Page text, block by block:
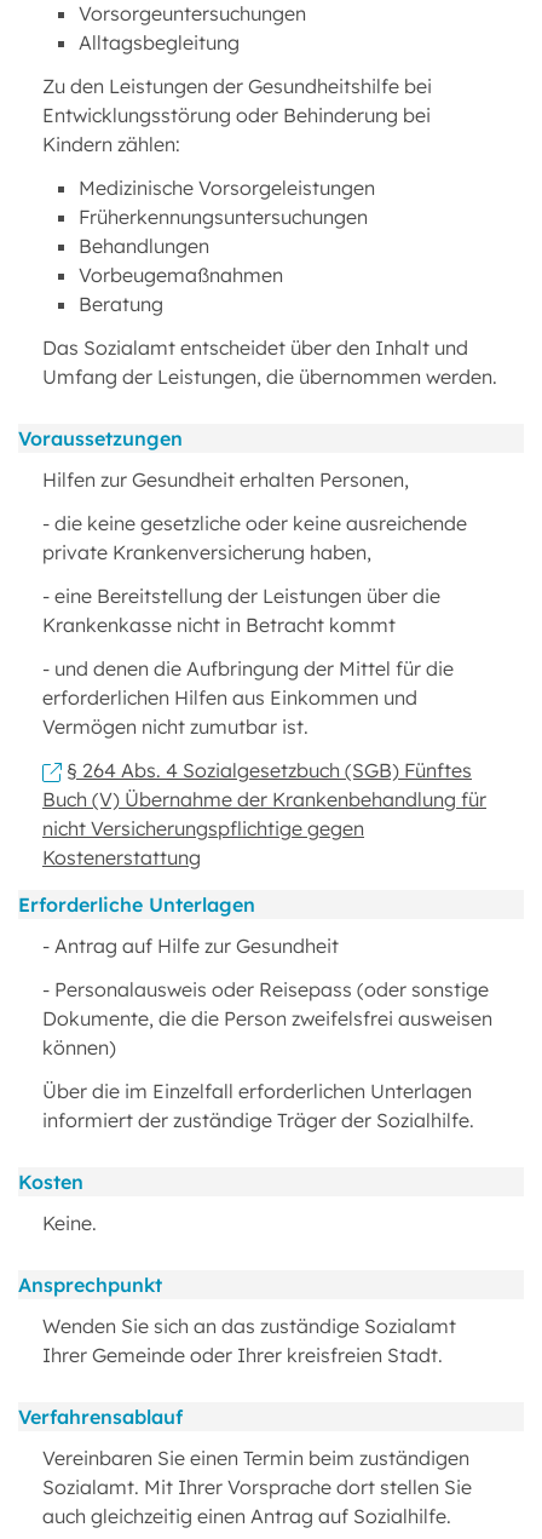
Vorsorgeuntersuchungen
Alltagsbegleitung
Zu den Leistungen der Gesundheitshilfe bei
Entwicklungsstörung oder Behinderung bei
Kindern zählen:
Medizinische Vorsorgeleistungen
Früherkennungsuntersuchungen
Behandlungen
Vorbeugemaßnahmen
Beratung
Das Sozialamt entscheidet über den Inhalt und
Umfang der Leistungen, die übernommen werden.
Voraussetzungen
Hilfen zur Gesundheit erhalten Personen,
- die keine gesetzliche oder keine ausreichende
private Krankenversicherung haben,
- eine Bereitstellung der Leistungen über die
Krankenkasse nicht in Betracht kommt
- und denen die Aufbringung der Mittel für die
erforderlichen Hilfen aus Einkommen und
Vermögen nicht zumutbar ist.
§ 264 Abs. 4 Sozialgesetzbuch (SGB) Fünftes
Buch (V) Übernahme der Krankenbehandlung für
nicht Versicherungspflichtige gegen
Kostenerstattung
Erforderliche Unterlagen
- Antrag auf Hilfe zur Gesundheit
- Personalausweis oder Reisepass (oder sonstige
Dokumente, die die Person zweifelsfrei ausweisen
können)
Über die im Einzelfall erforderlichen Unterlagen
informiert der zuständige Träger der Sozialhilfe.
Kosten
Keine.
Ansprechpunkt
Wenden Sie sich an das zuständige Sozialamt
Ihrer Gemeinde oder Ihrer kreisfreien Stadt.
Verfahrensablauf
Vereinbaren Sie einen Termin beim zuständigen
Sozialamt. Mit Ihrer Vorsprache dort stellen Sie
auch gleichzeitig einen Antrag auf Sozialhilfe.